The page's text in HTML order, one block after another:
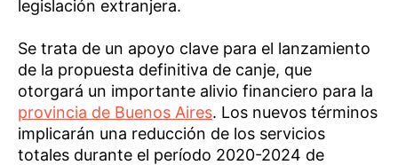
legislación extranjera.
Se trata de un apoyo clave para el lanzamiento
de la propuesta definitiva de canje, que
otorgará un importante alivio financiero para la
provincia de Buenos Aires. Los nuevos términos
implicarán una reducción de los servicios
totales durante el período 2020-2024 de